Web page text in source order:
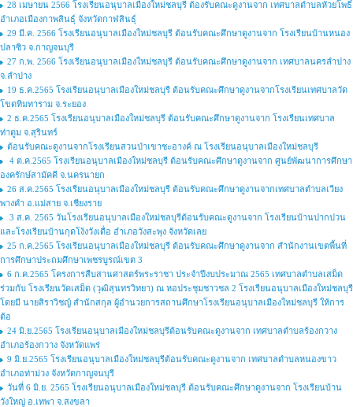
28 เมษายน 2566 โรงเรียนอนุบาลเมืองใหม่ชลบุรี ต้องรับคณะดูงานจาก เทศบาลตำบลหัวยโพธิ์
อำเภอเมืองกาพสินธุ์ จังหวัดกาฬสินธุ์
29 มี.ค. 2566 โรงเรียนอนุบาลเมืองใหม่ชลบุรี ต้อนรับคณะศึกษาดูงานจาก โรงเรียนบ้านหนอง
ปลาซิว จ.กาญจนบุรี
27 ก.พ. 2566 โรงเรียนอนุบาลเมืองใหม่ชลบุรี ต้อนรับคณะศึกษาดูงานจาก เทศบาลนครลำปาง
จ.ลำปาง
19 ธ.ค.2565 โรงเรียนอนุบาลเมืองใหม่ชลบุรี ต้อนรับคณะศึกษาดูงานจากโรงเรียนเทศบาลวัด
โขดทิมทาราม จ.ระยอง
2 ธ.ค.2565 โรงเรียนอนุบาลเมืองใหม่ชลบุรี ต้อนรับคณะศึกษาดูงานจาก โรงเรียนเทศบาล
ท่าตูม จ.สุรินทร์
ต้อนรับคณะดูงานจากโรงเรียนสวนป่าเขาชะอางค์ ณ โรงเรียนอนุบาลเมืองใหม่ชลบุรี
4 ต.ค.2565 โรงเรียนอนุบาลเมืองใหม่ชลบุรี ต้อนรับคณะศึกษาดูงานจาก ศูนย์พัฒนาการศึกษา
องครักษ์สามัคคี จ.นครนายก
26 ส.ค.2565 โรงเรียนอนุบาลเมืองใหม่ชลบุรี ต้อนรับคณะศึกษาดูงานจากเทศบาลตำบลเวียง
พางคำ อ.แม่สาย จ.เชียงราย
3 ส.ค. 2565 วันโรงเรียนอนุบาลเมืองใหม่ชลบุรีต้อนรับคณะดูงานจาก โรงเรียนบ้านปากปวน
และโรงเรียนบ้านกุดโง้งวังเดื่อ อำเภอวังสะพุง จังหวัดเลย
25 ก.ค.2565 โรงเรียนอนุบาลเมืองใหม่ชลบุรี ต้อนรับคณะศึกษาดูงานจาก สำนักงานเขตพื้นที่
การศึกษาประถมศึกษาเพชรบูรณ์เขต 3
6 ก.ค.2565 โครงการสืบสานศาสตร์พระราชา ประจำปีงบประมาณ 2565 เทศบาลตำบลเสม็ด
ร่วมกับ โรงเรียนวัดเสม็ด (วุฒิสุนทรวิทยา) ณ หอประชุมชาวชล 2 โรงเรียนอนุบาลเมืองใหม่ชลบุรี
โดยมี นายสิราวิชญ์ สำนักสกุล ผู้อำนวยการสถานศึกษาโรงเรียนอนุบาลเมืองใหม่ชลบุรี ให้การ
ต้อ
24 มิ.ย.2565 โรงเรียนอนุบาลเมืองใหม่ชลบุรีต้อนรับคณะดูงานจาก เทศบาลตำบลร้องกวาง
อำเภอร้องกวาง จังหวัดแพร่
9 มิ.ย.2565 โรงเรียนอนุบาลเมืองใหม่ชลบุรีต้อนรับคณะดูงานจาก เทศบาลตำบลหนองขาว
อำเภอท่าม่วง จังหวัดกาญจนบุรี
วันที่ 6 มิ.ย. 2565 โรงเรียนอนุบาลเมืองใหม่ชลบุรี ต้อนรับคณะศึกษาดูงานจาก โรงเรียนบ้าน
วังใหญ่ อ.เทพา จ.สงขลา